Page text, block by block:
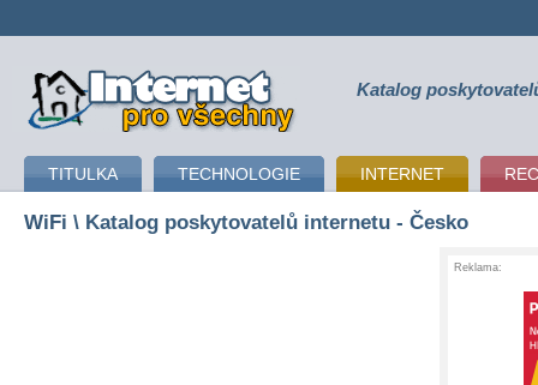
připojení k internetu Katalog
TITULKA TECHNOLOGIE INTERNET
WiFi \ Katalog poskytovatelů internetu - Česko
Reklama: